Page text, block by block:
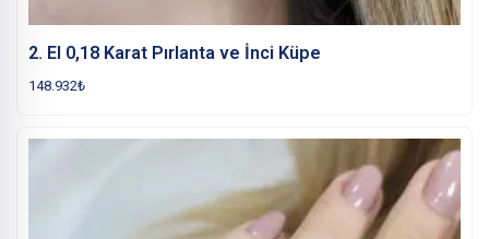
2. El 0,18 Karat Pırlanta ve İnci Küpe
148.932₺